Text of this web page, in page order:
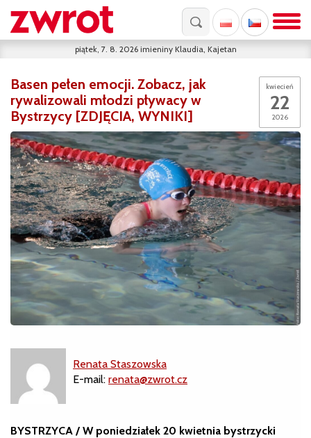
piątek, 7. 8. 2026 imieniny Klaudia, Kajetan
kwiecień
22
2026
Basen pełen emocji. Zobacz, jak
rywalizowali młodzi pływacy w
Bystrzycy [ZDJĘCIA, WYNIKI]
Renata Staszowska
E-mail: renata@zwrot.cz
BYSTRZYCA / W poniedziałek 20 kwietnia bystrzycki